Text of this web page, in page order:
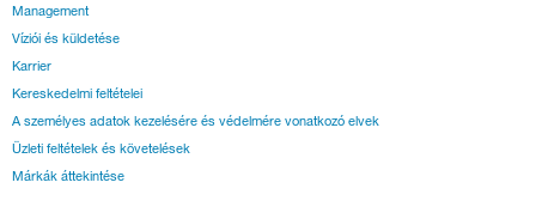
Management
Víziói és küldetése
Karrier
Kereskedelmi feltételei
A személyes adatok kezelésére és védelmére vonatkozó elvek
Üzleti feltételek és követelések
Márkák áttekintése